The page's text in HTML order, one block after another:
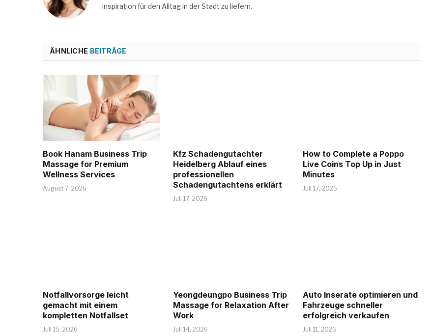
Inspiration für den Alltag in der Stadt zu liefern.
ÄHNLICHE BEITRÄGE
Book Hanam Business Trip
Massage for Premium
Wellness Services
August 7, 2026
Kfz Schadengutachter
Heidelberg Ablauf eines
professionellen
Schadengutachtens erklärt
Juli 17, 2026
How to Complete a Poppo
Live Coins Top Up in Just
Minutes
Juli 17, 2026
Notfallvorsorge leicht
gemacht mit einem
kompletten Notfallset
Juli 15, 2026
Yeongdeungpo Business Trip
Massage for Relaxation After
Work
Juli 14, 2026
Auto Inserate optimieren und
Fahrzeuge schneller
erfolgreich verkaufen
Juli 11, 2026